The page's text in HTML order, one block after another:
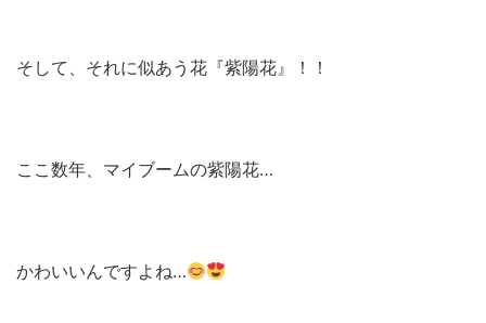
そして、それに似あう花『紫陽花』！！
ここ数年、マイブームの紫陽花…
かわいいんですよね…